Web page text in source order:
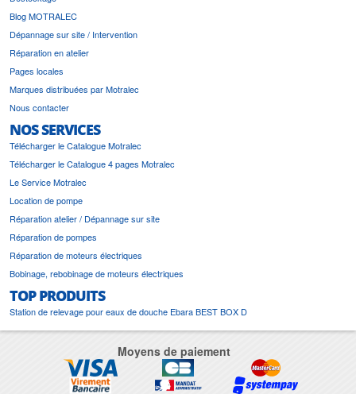
Blog MOTRALEC
Dépannage sur site / Intervention
Réparation en atelier
Pages locales
Marques distribuées par Motralec
Nous contacter
NOS SERVICES
Télécharger le Catalogue Motralec
Télécharger le Catalogue 4 pages Motralec
Le Service Motralec
Location de pompe
Réparation atelier / Dépannage sur site
Réparation de pompes
Réparation de moteurs électriques
Bobinage, rebobinage de moteurs électriques
TOP PRODUITS
Station de relevage pour eaux de douche Ebara BEST BOX D
Moyens de paiement